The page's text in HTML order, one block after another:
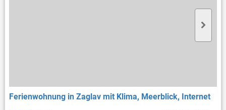
Ferienwohnung in Zaglav mit Klima, Meerblick, Internet